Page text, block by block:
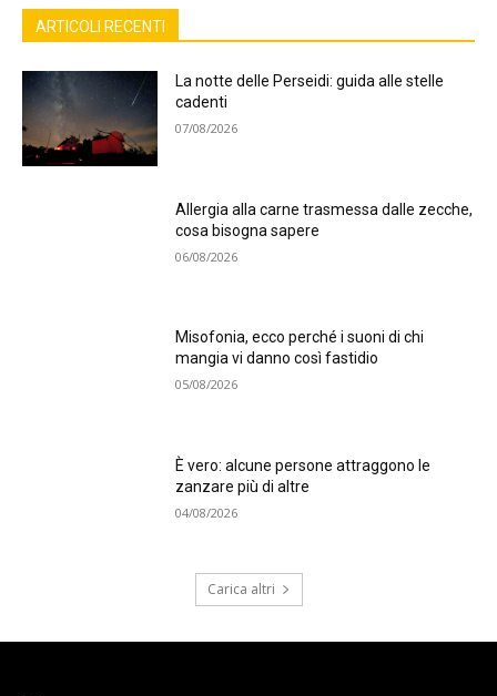
ARTICOLI RECENTI
La notte delle Perseidi: guida alle stelle
cadenti
07/08/2026
Allergia alla carne trasmessa dalle zecche,
cosa bisogna sapere
06/08/2026
Misofonia, ecco perché i suoni di chi
mangia vi danno così fastidio
05/08/2026
È vero: alcune persone attraggono le
zanzare più di altre
04/08/2026
Carica altri